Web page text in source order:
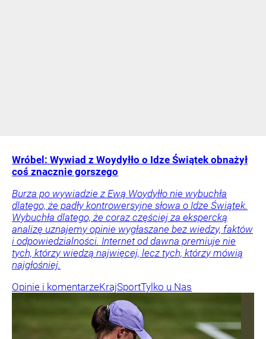
Wróbel: Wywiad z Woydyłło o Idze Świątek obnażył
coś znacznie gorszego
Burza po wywiadzie z Ewą Woydyłło nie wybuchła
dlatego, że padły kontrowersyjne słowa o Idze Świątek.
Wybuchła dlatego, że coraz częściej za ekspercką
analizę uznajemy opinie wygłaszane bez wiedzy, faktów
i odpowiedzialności. Internet od dawna premiuje nie
tych, którzy wiedzą najwięcej, lecz tych, którzy mówią
najgłośniej.
Opinie i komentarzeKrajSportTylko u Nas